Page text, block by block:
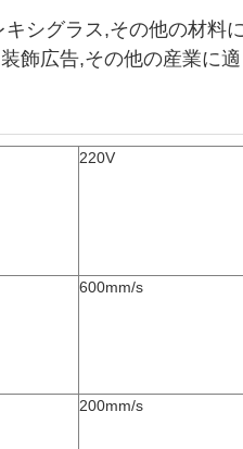
シグラス,その他の材料
飾広告,その他の産業に
220V
600mm/s
200mm/s